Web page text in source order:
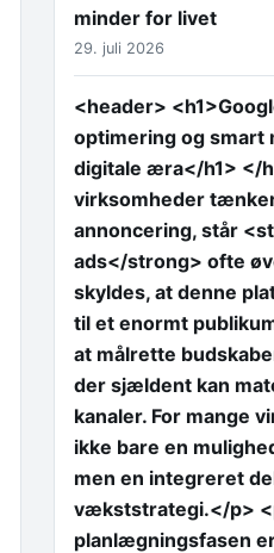
minder for livet
29. juli 2026
<header>
optimering og smart
digitale æra</h1> </
virksomheder
annoncering, står
ads</strong> ofte
skyldes, at denne
til et enormt
at målrette
der sjældent kan
kanaler. For mange
ikke bare en
men en integreret
vækststrategi.</p>
planlægningsfasen